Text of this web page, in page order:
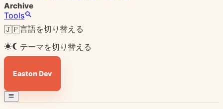
Archive
Tools
🇯🇵言語を切り替える
テーマを切り替える
Easton Dev